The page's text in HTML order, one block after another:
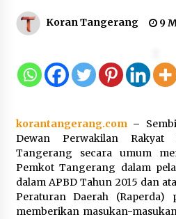
Pelayanan
Semarak
Perempuan
Darah dan
Imigrasi dan
9 Agustus
Koran Tangerang 9
korantangerang.com–
Dewan Perwakilan Rakyat
Tangerang secara umum
Pemkot Tangerang dalam
dalam APBD Tahun 2015 dan
Peraturan Daerah (Raperda)
memberikan masukan-